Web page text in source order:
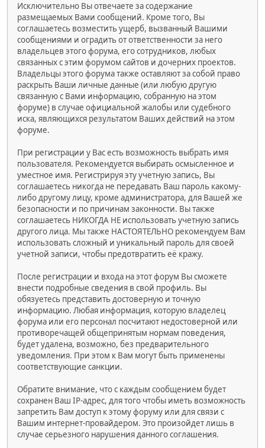
Исключительно Вы отвечаете за содержание
размещаемых Вами сообщений. Кроме того, Вы
соглашаетесь возместить ущерб, вызванный Вашими
сообщениями и оградить от ответственности за него
владельцев этого форума, его сотрудников, любых
связанных с этим форумом сайтов и дочерних проектов.
Владельцы этого форума также оставляют за собой право
раскрыть Ваши личные данные (или любую другую
связанную с Вами информацию, собранную на этом
форуме) в случае официальной жалобы или судебного
иска, являющихся результатом Ваших действий на этом
форуме.
При регистрации у Вас есть возможность выбрать имя
пользователя. Рекомендуется выбирать осмысленное и
уместное имя. Регистрируя эту учетную запись, Вы
соглашаетесь никогда не передавать Ваш пароль какому-
либо другому лицу, кроме администратора, для Вашей же
безопасности и по причинам законности. Вы также
соглашаетесь НИКОГДА НЕ использовать учетную запись
другого лица. Мы также НАСТОЯТЕЛЬНО рекомендуем Вам
использовать сложный и уникальный пароль для своей
учетной записи, чтобы предотвратить её кражу.
После регистрации и входа на этот форум Вы сможете
внести подробные сведения в свой профиль. Вы
обязуетесь представить достоверную и точную
информацию. Любая информация, которую владелец
форума или его персонал посчитают недостоверной или
противоречащей общепринятым нормам поведения,
будет удалена, возможно, без предварительного
уведомления. При этом к Вам могут быть применены
соответствующие санкции.
Обратите внимание, что с каждым сообщением будет
сохранен Ваш IP-адрес, для того чтобы иметь возможность
запретить Вам доступ к этому форуму или для связи с
Вашим интернет-провайдером. Это произойдет лишь в
случае серьезного нарушения данного соглашения.